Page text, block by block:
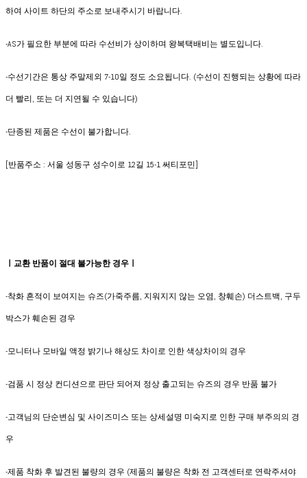
하여 사이트 하단의 주소로 보내주시기 바랍니다.
-AS가 필요한 부분에 따라 수선비가 상이하며 왕복택배비는 별도입니다.
-수선기간은 통상 주말제외 7-10일 정도 소요됩니다. (수선이 진행되는 상황에 따라
더 빨리, 또는 더 지연될 수 있습니다)
-단종된 제품은 수선이 불가합니다.
[반품주소 : 서울 성동구 성수이로 12길 15-1 써티포민]
ㅣ교환 반품이 절대 불가능한 경우ㅣ
-착화 흔적이 보여지는 슈즈(가죽주름, 지워지지 않는 오염, 창훼손) 더스트백, 구두
박스가 훼손된 경우
-모니터나 모바일 액정 밝기나 해상도 차이로 인한 색상차이의 경우
-검품 시 정상 컨디션으로 판단 되어져 정상 출고되는 슈즈의 경우 반품 불가
-고객님의 단순변심 및 사이즈미스 또는 상세설명 미숙지로 인한 구매 부주의의 경
우
-제품 착화 후 발견된 불량의 경우 (제품의 불량은 착화 전 고객센터로 연락주셔야